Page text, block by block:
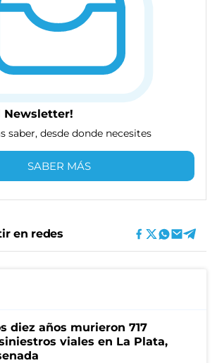
Newsletter!
saber, desde donde necesites
SABER MÁS
en redes
diez años murieron 717
viales en La Plata,